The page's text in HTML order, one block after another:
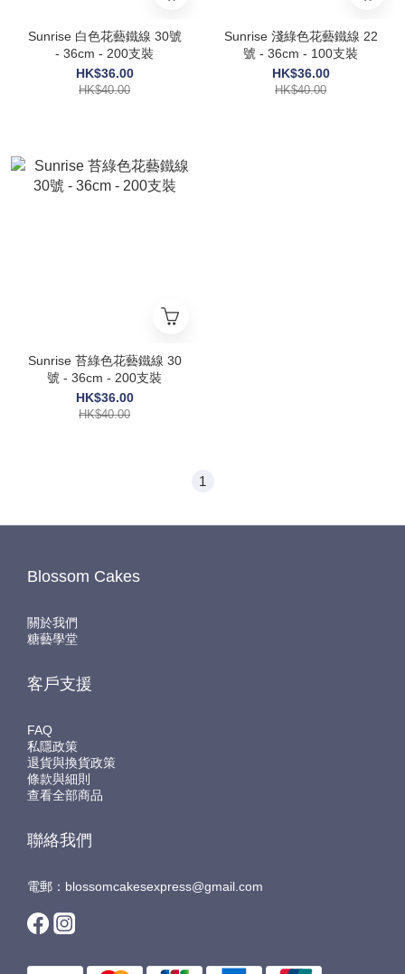
Sunrise 白色花藝鐵線 30號
- 36cm - 200支裝
HK$36.00
HK$40.00
Sunrise 淺綠色花藝鐵線 22
號 - 36cm - 100支裝
HK$36.00
HK$40.00
Sunrise 苔綠色花藝鐵線 30
號 - 36cm - 200支裝
HK$36.00
HK$40.00
1
Blossom Cakes
關於我們
糖藝學堂
客戶支援
FAQ
私隱政策
退貨與換貨政策
條款與細則
查看全部商品
聯絡我們
電郵：blossomcakesexpress@gmail.com